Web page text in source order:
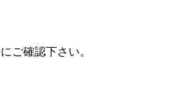
ご確認下さい。